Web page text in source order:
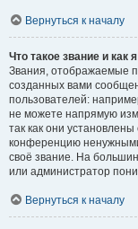
Вернуться к началу
Что такое звание и как
Звания, отображаемые
созданных вами
пользователей:
не можете напрямую
так как они
конференцию
своё звание. На
или администратор
Вернуться к началу